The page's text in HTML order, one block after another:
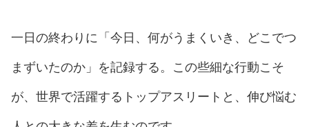
一日の終わりに「今日、何がうまくいき、どこでつ
まずいたのか」を記録する。この些細な行動こそ
が、世界で活躍するトップアスリートと、伸び悩む